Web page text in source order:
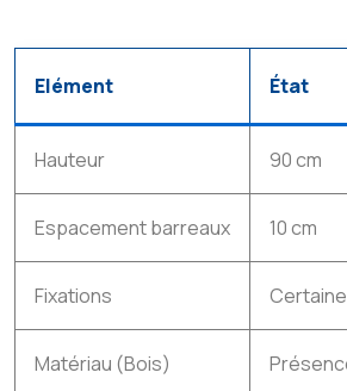
Elément État
Hauteur 90 cm
Espacement barreaux 10 cm
Fixations
Matériau (Bois)